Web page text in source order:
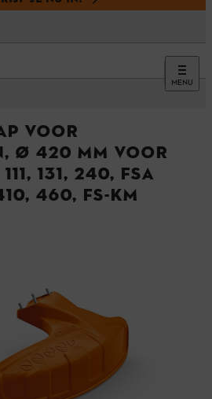
MENU
voor
Ø 420 mm voor
131, 240, FSA
460, FS-KM